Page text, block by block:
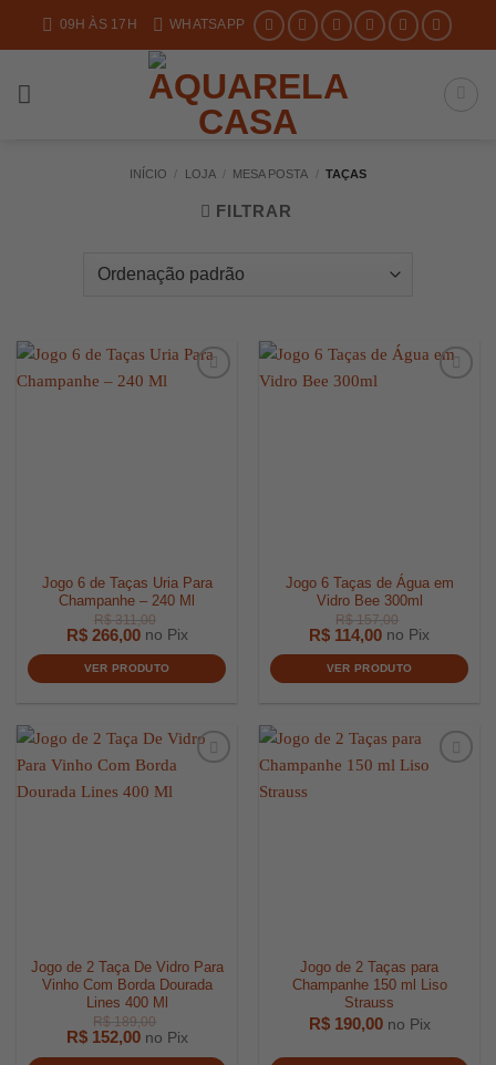
09H ÀS 17H WHATSAPP
INÍCIO / LOJA / MESA POSTA / TAÇAS
FILTRAR
Jogo 6 de Taças Uria Para
Champanhe – 240 Ml
R$311,00
R$266,00 no Pix
VER PRODUTO
Jogo 6 Taças de Água em
Vidro Bee 300ml
R$
R$ 114,00 no Pix
VER PRODUTO
Jogo de 2 Taça De Vidro Para
Vinho Com Borda Dourada
Lines 400 Ml
R$152,00 no Pix
Jogo de 2 Taças para
Champanhe 150 ml Liso
Strauss
R$190,00 no Pix